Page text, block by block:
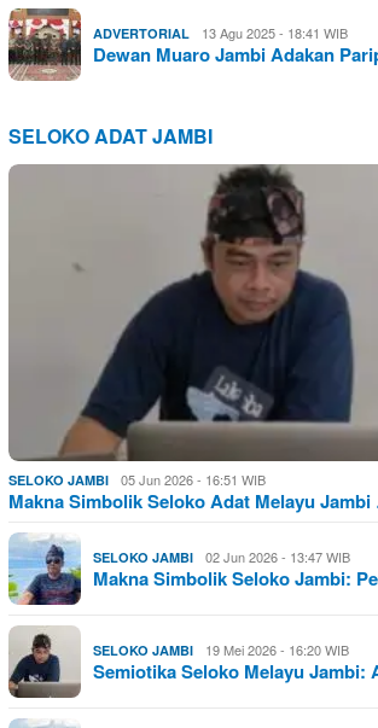
ADVERTORIAL 13 Agu 2025 - 18:41 WIB
Dewan Muaro Jambi Adakan
SELOKO ADAT JAMBI
SELOKO JAMBI 05 Jun 2026 - 16:51 WIB
Makna Simbolik Seloko Adat Melayu
SELOKO JAMBI 02 Jun 2026 - 13:47 WIB
Makna Simbolik Seloko Jambi:
SELOKO JAMBI 19 Mei 2026 - 16:20 WIB
Semiotika Seloko Melayu